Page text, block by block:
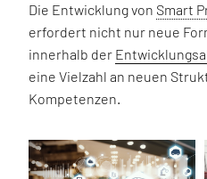
Die Entwicklung von Smart
erfordert nicht nur neue
innerhalb der
eine Vielzahl an neuen
Kompetenzen.